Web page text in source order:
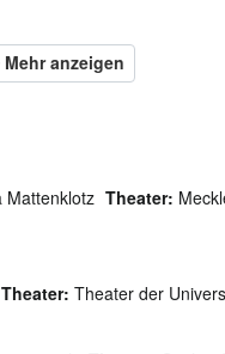
Mattenklotz Theater:
Theater: Theater der